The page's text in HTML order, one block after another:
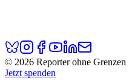
© 2026 Reporter ohne Grenzen
Jetzt spenden